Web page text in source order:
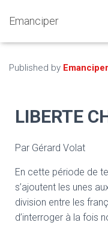
Emanciper
Published by Emanciper
LIBERTE
Par Gérard Volat
En cette période de
s’ajoutent les unes
division entre les
d’interroger à la fois